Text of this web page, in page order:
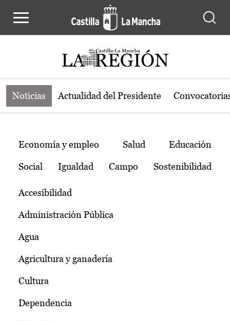
Noticias de la región de Castilla-La
Noticias Actualidad del Presidente
Temas
Economía y empleo Salud Educación
Social Igualdad Campo Sostenibilidad
Accesibilidad
Administración Pública
Agua
Agricultura y ganadería
Cultura
Dependencia